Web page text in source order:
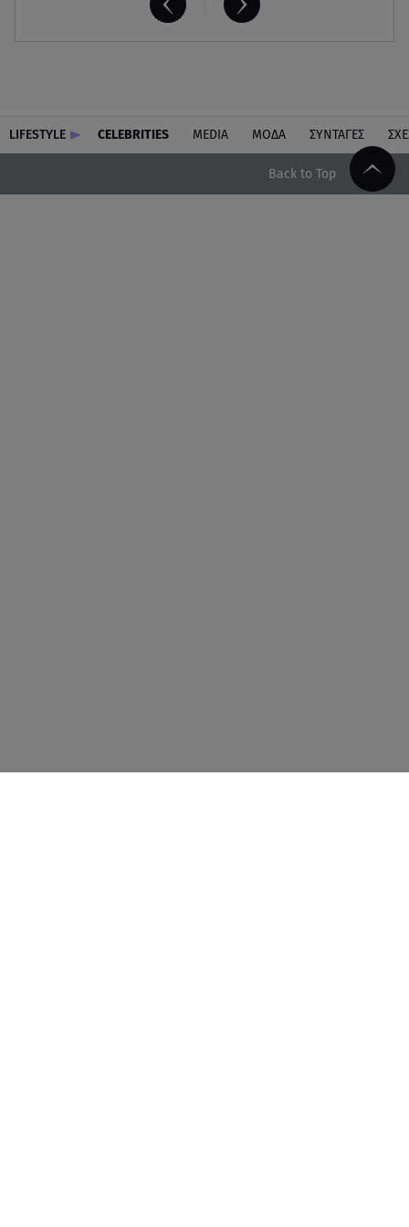
LIFESTYLE CELEBRITIES MEDIA ΜΟΔΑ ΣΥΝΤΑΓΕΣ
Back to Top